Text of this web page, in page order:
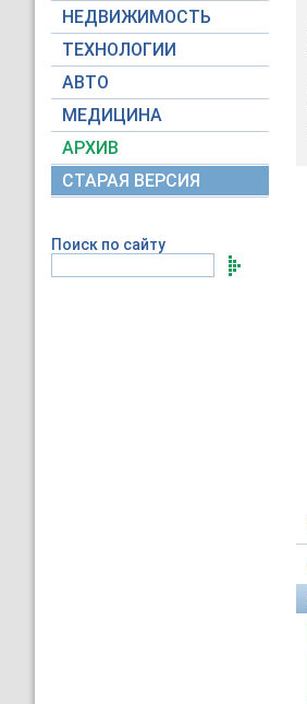
НЕДВИЖИМОСТЬ
ТЕХНОЛОГИИ
АВТО
МЕДИЦИНА
АРХИВ
СТАРАЯ ВЕРСИЯ
Поиск по сайту